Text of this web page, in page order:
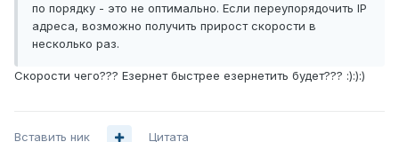
по порядку - это не оптимально. Если переупорядочить IP
адреса, возможно получить прирост скорости в
несколько раз.
Скорости чего??? Езернет быстрее езернетить будет??? :):):)
Вставить ник Цитата